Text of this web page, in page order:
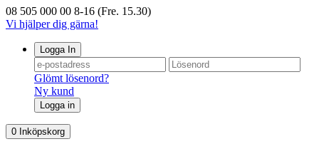
08 505 000 00 8-16 (Fre. 15.30)
Vi hjälper dig gärna!
Logga In
Glömt lösenord?
Ny kund
Logga in
0 Inköpskorg